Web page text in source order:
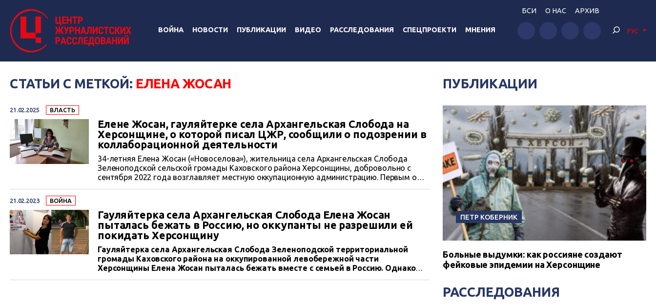
ВОЙНА НОВОСТИ ПУБЛИКАЦИИ ВИДЕО РАССЛЕДОВАНИЯ СПЕЦПРОЕКТИ МНЕНИЯ
БСИ О НАС АРХИВ
РУС
СТАТЬИ С МЕТКОЙ: ЕЛЕНА ЖОСАН
21.02.2025 ВЛАСТЬ
Елене Жосан, гауляйтерке села Архангельская Слобода на
Херсонщине, о которой писал ЦЖР, сообщили о подозрении в
коллаборационной деятельности
34-летняя Елена Жосан («Новоселова»), жительница села Архангельская Слобода
Зеленоподской сельской громады Каховского района Херсонщины, добровольно с
сентября 2022 года возглавляет местную оккупационную администрацию. Первым о
21.02.2023 ВОЙНА
Гауляйтерка села Архангельская Слобода Елена Жосан
пыталась бежать в Россию, но оккупанты не разрешили ей
покидать Херсонщину
Гауляйтерка села Архангельская Слобода Зеленоподской территориальной
громады Каховского района на оккупированной левобережной части
Херсонщины Елена Жосан пыталась бежать вместе с семьей в Россию. Однако
ПУБЛИКАЦИИ
ПЕТР КОБЕРНИК
Больные выдумки: как россияне создают
фейковые эпидемии на Херсонщине
РАССЛЕДОВАНИЯ